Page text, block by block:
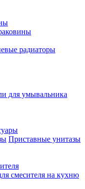
радиаторы
для умывальника
Приставные унитазы
смесителя на кухню